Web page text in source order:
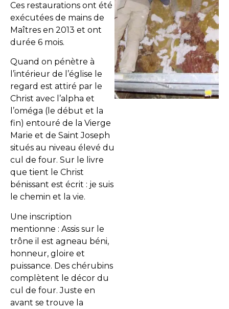
Ces restaurations ont été
exécutées de mains de
Maîtres en 2013 et ont
durée 6 mois.
Quand on pénètre à
l’intérieur de l’église le
regard est attiré par le
Christ avec l’alpha et
l’oméga (le début et la
fin) entouré de la Vierge
Marie et de Saint Joseph
situés au niveau élevé du
cul de four. Sur le livre
que tient le Christ
bénissant est écrit : je suis
le chemin et la vie.
Une inscription
mentionne : Assis sur le
trône il est agneau béni,
honneur, gloire et
puissance. Des chérubins
complètent le décor du
cul de four. Juste en
avant se trouve la